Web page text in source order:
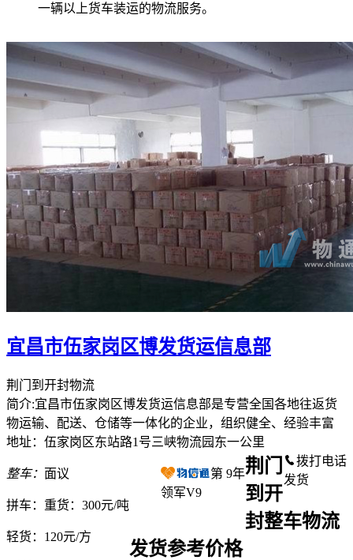
一辆以上货车装运的物流服务。
宜昌市伍家岗区博发货运信息部
荆门到开封物流
简介:宜昌市伍家岗区博发货运信息部是专营全国各地往返货
物运输、配送、仓储等一体化的企业，组织健全、经验丰富
地址：伍家岗区东站路1号三峡物流园东一公里
整车： 面议
拼车： 重货：300元/吨
轻货： 120元/方
第 9年
领军V9
拨打电话
发货
荆门
到开
封整车物流
发货参考价格